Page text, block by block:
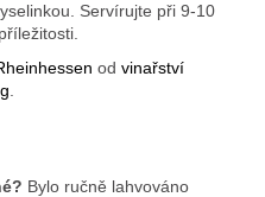
Servírujte při 9-10
od vinařství
.
Bylo ručně lahvováno